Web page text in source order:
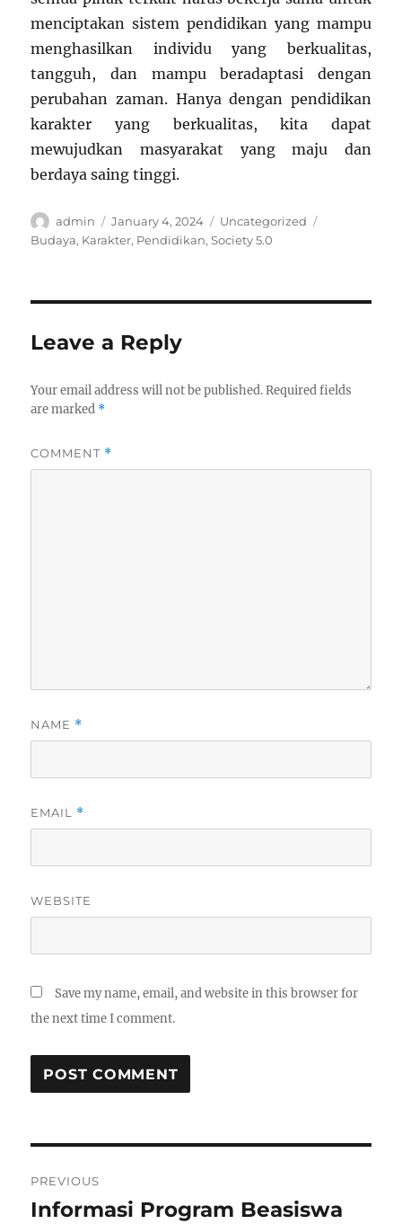
menciptakan sistem pendidikan yang mampu
menghasilkan individu yang berkualitas,
tangguh, dan mampu beradaptasi dengan
perubahan zaman. Hanya dengan pendidikan
karakter yang berkualitas, kita dapat
mewujudkan masyarakat yang maju dan
berdaya saing tinggi.
Author
admin
Posted
on
January 4, 2024 Categories
Uncategorized
Budaya, Karakter, Pendidikan,Society 5.0
Leave a Reply
Your email address will not be published. Required fields
are marked *
COMMENT *
NAME *
EMAIL *
WEBSITE
Save my name, email, and website in this browser for
the next time I comment.
navigation
PREVIOUS
Previous
Informasi Program Beasiswa